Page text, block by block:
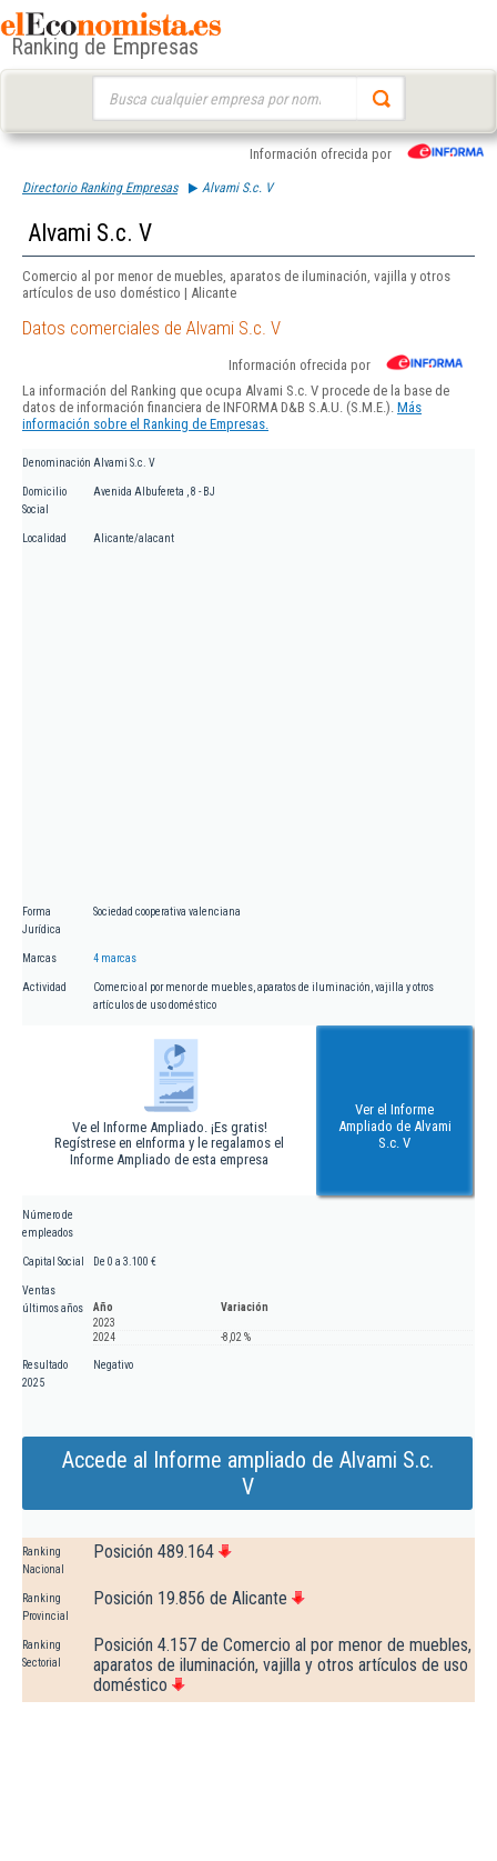
Ranking de Empresas
Información ofrecida por
Directorio Ranking Empresas Alvami S.c. V
Alvami S.c. V
Comercio al por menor de muebles, aparatos de iluminación, vajilla y otros
artículos de uso doméstico | Alicante
Datos comerciales de Alvami S.c. V
Información ofrecida por
La información del Ranking que ocupa Alvami S.c. V procede de la base de
datos de información financiera de INFORMA D&B S.A.U. (S.M.E.). Más
información sobre el Ranking de Empresas.
Denominación Alvami S.c. V
Domicilio
Social
Avenida Albufereta , 8 - BJ
Localidad Alicante/alacant
Forma
Jurídica
Sociedad cooperativa valenciana
Marcas 4 marcas
Actividad
Comercio al por menor de muebles, aparatos de iluminación, vajilla y otros
artículos de uso doméstico
Ve el Informe Ampliado. ¡Es gratis!
Regístrese en eInforma y le regalamos el
Informe Ampliado de esta empresa
Ver el Informe
Ampliado de Alvami
S.c. V
Número de
empleados
Capital Social De 0 a 3.100 €
Ventas
últimos años
Año
Variación
2023
2024
-8,02 %
Resultado
2025
Negativo
Accede al Informe ampliado de Alvami S.c.
V
Ranking
Nacional
Posición 489.164
Ranking
Provincial
Posición 19.856 de Alicante
Ranking
Sectorial
Posición 4.157 de Comercio al por menor de muebles,
aparatos de iluminación, vajilla y otros artículos de uso
doméstico